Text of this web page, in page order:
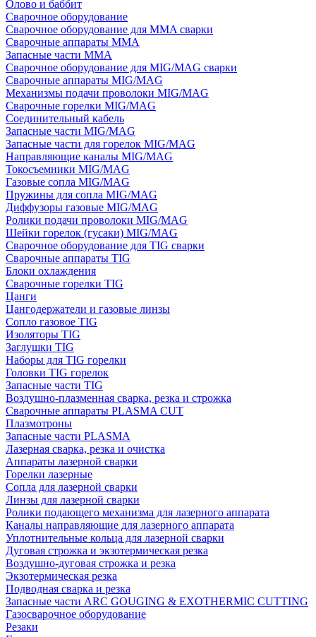
Олово и баббит
Сварочное оборудование
Сварочное оборудование для MMA сварки
Сварочные аппараты MMA
Запасные части MMA
Сварочное оборудование для MIG/MAG сварки
Сварочные аппараты MIG/MAG
Механизмы подачи проволоки MIG/MAG
Сварочные горелки MIG/MAG
Соединительный кабель
Запасные части MIG/MAG
Запасные части для горелок MIG/MAG
Направляющие каналы MIG/MAG
Токосъемники MIG/MAG
Газовые сопла MIG/MAG
Пружины для сопла MIG/MAG
Диффузоры газовые MIG/MAG
Ролики подачи проволоки MIG/MAG
Шейки горелок (гусаки) MIG/MAG
Сварочное оборудование для TIG сварки
Сварочные аппараты TIG
Блоки охлаждения
Сварочные горелки TIG
Цанги
Цангодержатели и газовые линзы
Сопло газовое TIG
Изоляторы TIG
Заглушки TIG
Наборы для TIG горелки
Головки TIG горелок
Запасные части TIG
Воздушно-плазменная сварка, резка и строжка
Сварочные аппараты PLASMA CUT
Плазмотроны
Запасные части PLASMA
Лазерная сварка, резка и очистка
Аппараты лазерной сварки
Горелки лазерные
Сопла для лазерной сварки
Линзы для лазерной сварки
Ролики подающего механизма для лазерного аппарата
Каналы направляющие для лазерного аппарата
Уплотнительные кольца для лазерной сварки
Дуговая строжка и экзотермическая резка
Воздушно-дуговая строжка и резка
Экзотермическая резка
Подводная сварка и резка
Запасные части ARC GOUGING & EXOTHERMIC CUTTING
Газосварочное оборудование
Резаки